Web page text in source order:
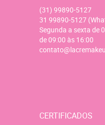
(31) 99890-5127
31 99890-5127
Segunda a sexta de
de 09:00 às 16:00
CERTIFICADOS